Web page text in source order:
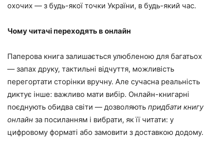
охочих — з будь-якої точки України, в будь-який час.
Чому читачі переходять в онлайн
Паперова книга залишається улюбленою для багатьох
— запах друку, тактильні відчуття, можливість
перегортати сторінки вручну. Але сучасна реальність
диктує інше: важливо мати вибір. Онлайн-книгарні
поєднують обидва світи — дозволяють придбати книгу
онлайн за посиланням і вибрати, як її читати: у
цифровому форматі або замовити з доставкою додому.